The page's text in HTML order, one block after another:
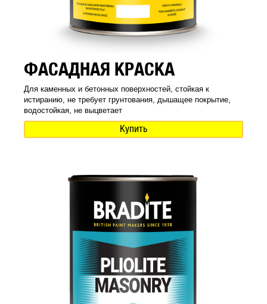
ФАСАДНАЯ КРАСКА
Для каменных и бетонных поверхностей, стойкая к
истиранию, не требует грунтования, дышащее покрытие,
водостойкая, не выцветает
Купить